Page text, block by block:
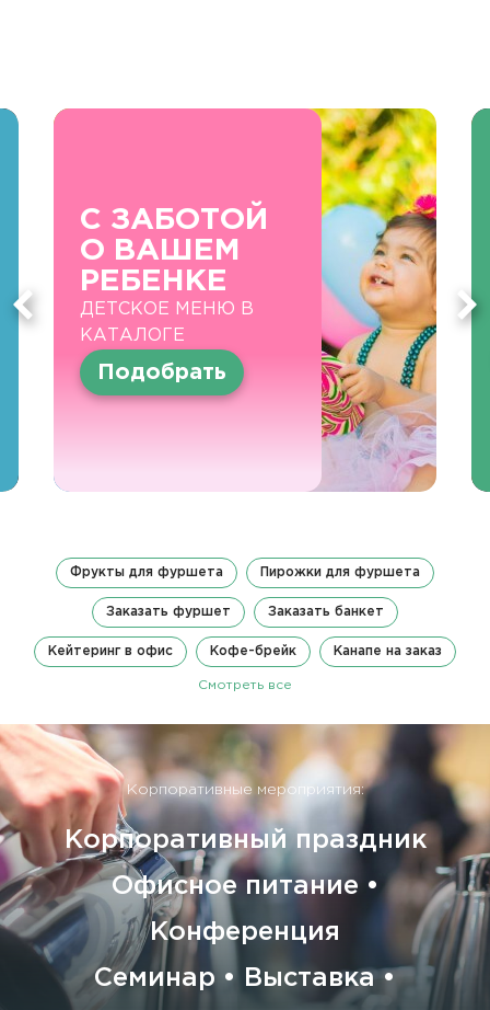
С ЗАБОТОЙ
О ВАШЕМ
РЕБЕНКЕ
ДЕТСКОЕ МЕНЮ В
КАТАЛОГЕ
Подобрать
Фрукты для фуршета Пирожки для фуршета
Заказать фуршет Заказать банкет
Кейтеринг в офис Кофе-брейк Канапе на заказ
Смотреть все
Корпоративные мероприятия:
Корпоративный праздник
Офисное питание •
Конференция
Семинар • Выставка •